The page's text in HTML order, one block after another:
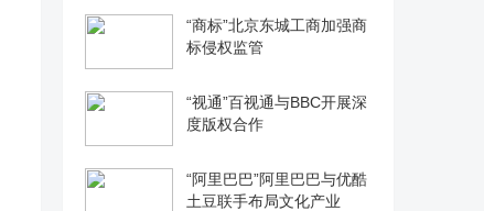
“商标”北京东城工商加强商
标侵权监管
“视通”百视通与BBC开展深
度版权合作
“阿里巴巴”阿里巴巴与优酷
土豆联手布局文化产业